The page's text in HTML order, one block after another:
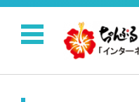
コンテンツに移動